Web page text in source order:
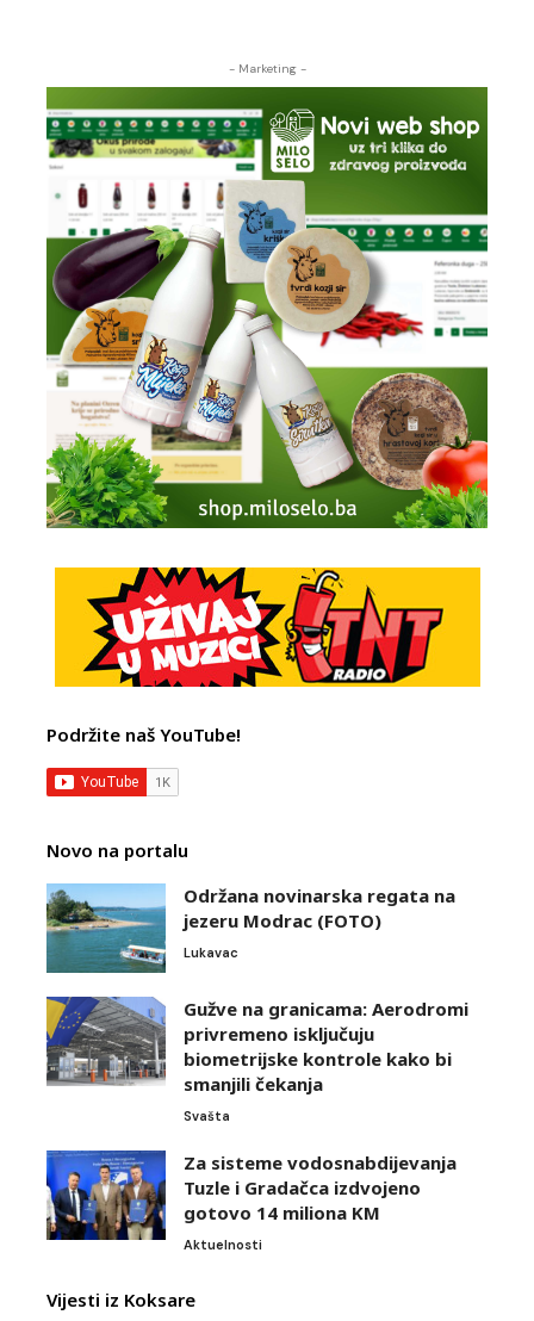
- Marketing -
Podržite naš YouTube!
Novo na portalu
Održana novinarska regata na
jezeru Modrac (FOTO)
Lukavac
Gužve na granicama: Aerodromi
privremeno isključuju
biometrijske kontrole kako bi
smanjili čekanja
Svašta
Za sisteme vodosnabdijevanja
Tuzle i Gradačca izdvojeno
gotovo 14 miliona KM
Aktuelnosti
Vijesti iz Koksare